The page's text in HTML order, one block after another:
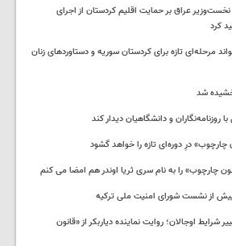
نخست‌وزیر عراق بر حمایت اقلیم کردستان از اجرای
کرد
مرحله‌ای تازه برای کردستان سوریه و دستاوردهای زنان
روزنامه‌نگاران و دانشگاهیان دیدار کند
درِ دوره‌ای تازه را خواهد گشود
چارچوب» را به نام سری ثریا اوندر هم امضا می کنم
پیش از نشست شورای امنیت ملی ترکیه
تا تغییر شرایط اوجالان؛ روایت نماینده دیاربکر از «قانون